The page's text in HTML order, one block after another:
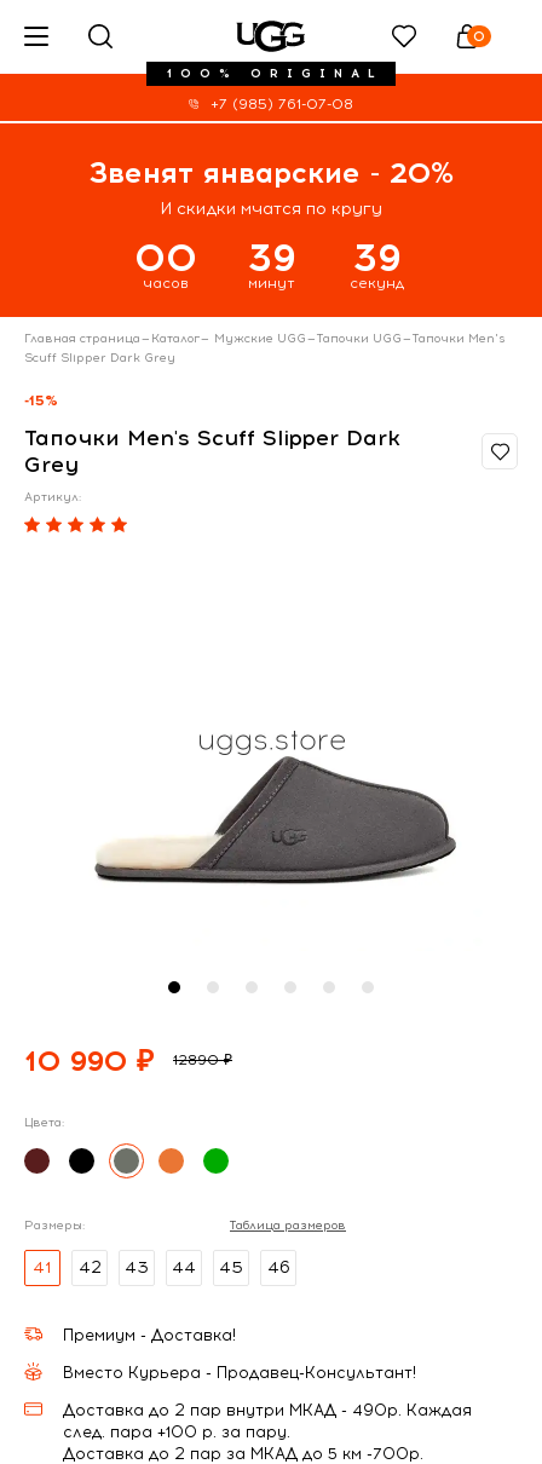
100% ORIGINAL
0
+7 (985) 761-07-08
Звенят январские - 20%
И скидки мчатся по кругу
00
часов
39
минут
39
секунд
Главная страница— Каталог— Мужские UGG—Тапочки UGG—Тапочки Men's
Scuff Slipper Dark Grey
-15%
Тапочки Men's Scuff Slipper Dark
Grey
Артикул:
10 990 ₽ 12890 ₽
Цвета:
Размеры: Таблица размеров
41 42 43 44 45 46
Премиум - Доставка!
Вместо Курьера - Продавец-Консультант!
Доставка до 2 пар внутри МКАД - 490р. Каждая
след. пара +100 р. за пару.
Доставка до 2 пар за МКАД до 5 км -700р.